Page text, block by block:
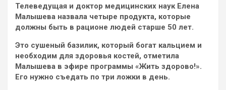
Телеведущая и доктор медицинских наук Елена
Малышева назвала четыре продукта, которые
должны быть в рационе людей старше 50 лет.
Это сушеный базилик, который богат кальцием и
необходим для здоровья костей, отметила
Малышева в эфире программы «Жить здорово!».
Его нужно съедать по три ложки в день.